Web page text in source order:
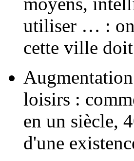
utiliser … : on
cette ville
loisirs :
en un siècle,
d'une